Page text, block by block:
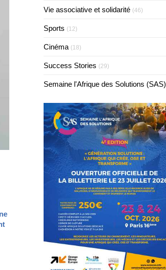
Vie associative et solidarité (46)
Sports (12)
Cinéma (18)
Success Stories (29)
Semaine l'Afrique des Solutions (SAS)